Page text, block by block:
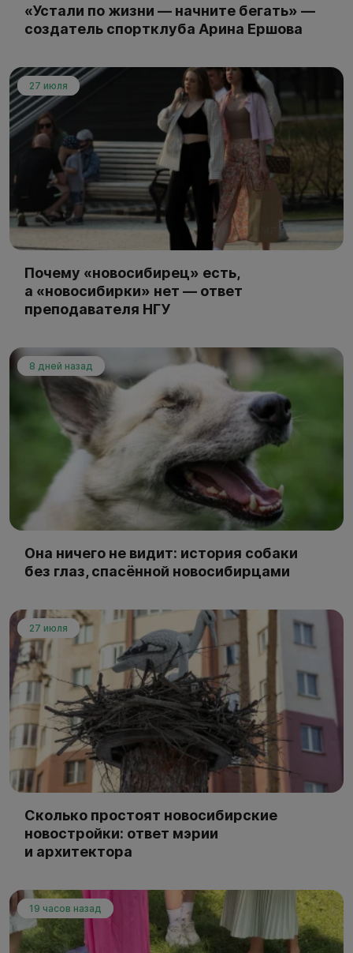
«Устали по жизни — начните бегать» —
создатель спортклуба Арина Ершова
27 июля
Почему «новосибирец» есть,
а «новосибирки» нет — ответ
преподавателя НГУ
8 дней назад
Она ничего не видит: история собаки
без глаз, спасённой новосибирцами
27 июля
Сколько простоят новосибирские
новостройки: ответ мэрии
и архитектора
19 часов назад